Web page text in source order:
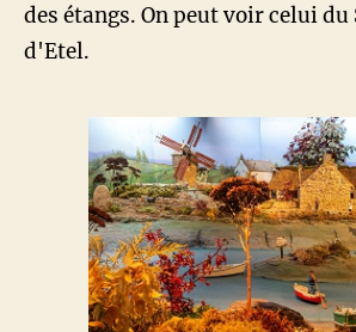
des étangs. On peut voir celui du
d'Etel.